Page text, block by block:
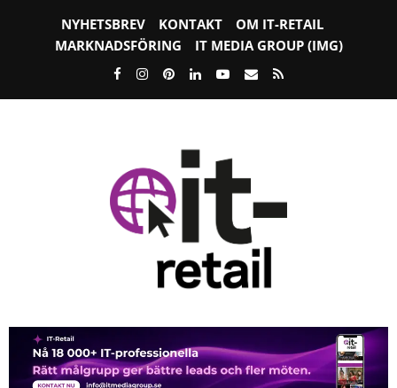
NYHETSBREV KONTAKT
OM IT-RETAIL
MARKNADSFÖRING
IT MEDIA GROUP (IMG)